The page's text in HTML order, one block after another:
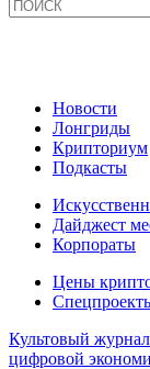
Новости
Лонгриды
Крипториум
Подкасты
Дайджест
Корпораты
Цены
Культовый
цифровой